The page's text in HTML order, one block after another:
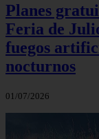
Planes
Feria de
fuegos
nocturnos
01/07/2026